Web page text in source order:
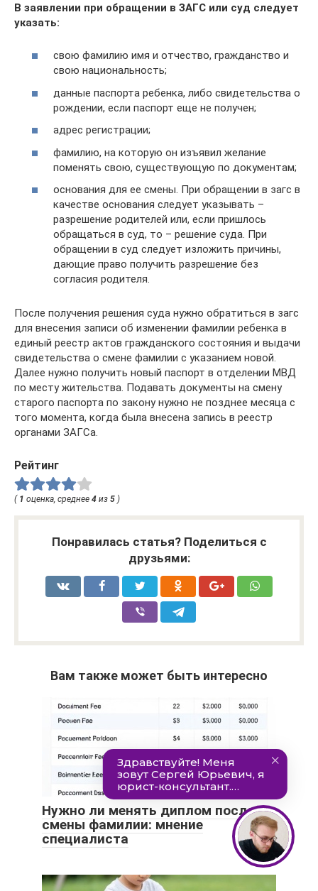
В заявлении при обращении в ЗАГС или суд следует
указать:
свою фамилию имя и отчество, гражданство и
свою национальность;
данные паспорта ребенка, либо свидетельства о
рождении, если паспорт еще не получен;
адрес регистрации;
фамилию, на которую он изъявил желание
поменять свою, существующую по документам;
основания для ее смены. При обращении в загс в
качестве основания следует указывать –
разрешение родителей или, если пришлось
обращаться в суд, то – решение суда. При
обращении в суд следует изложить причины,
дающие право получить разрешение без
согласия родителя.
После получения решения суда нужно обратиться в загс
для внесения записи об изменении фамилии ребенка в
единый реестр актов гражданского состояния и выдачи
свидетельства о смене фамилии с указанием новой.
Далее нужно получить новый паспорт в отделении МВД
по месту жительства. Подавать документы на смену
старого паспорта по закону нужно не позднее месяца с
того момента, когда была внесена запись в реестр
органами ЗАГСа.
Рейтинг
( 1 оценка, среднее 4 из 5 )
Понравилась статья? Поделиться с
друзьями:
Вам также может быть интересно
Нужно ли менять диплом после
смены фамилии: мнение
специалиста